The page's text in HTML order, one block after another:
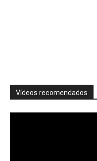
Vídeos recomendados